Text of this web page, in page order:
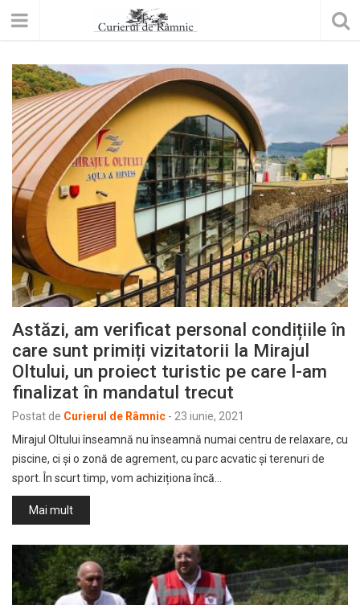
Astăzi, am verificat personal condițiile în
care sunt primiți vizitatorii la Mirajul
Oltului, un proiect turistic pe care l-am
finalizat în mandatul trecut
Postat de Curierul de Râmnic - 23 iunie, 2021
Mirajul Oltului înseamnă nu înseamnă numai centru de relaxare, cu
piscine, ci și o zonă de agrement, cu parc acvatic și terenuri de
sport. În scurt timp, vom achiziționa încă…
Mai mult